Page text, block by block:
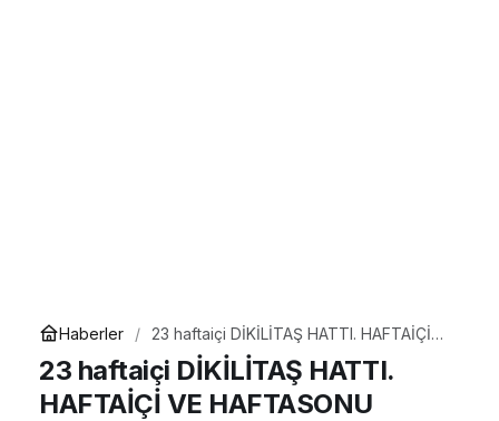
Haberler
23 haftaiçi DİKİLİTAŞ HATTI. HAFTAİÇİ
VE HAFTASONU
23 haftaiçi DİKİLİTAŞ HATTI.
HAFTAİÇİ VE HAFTASONU